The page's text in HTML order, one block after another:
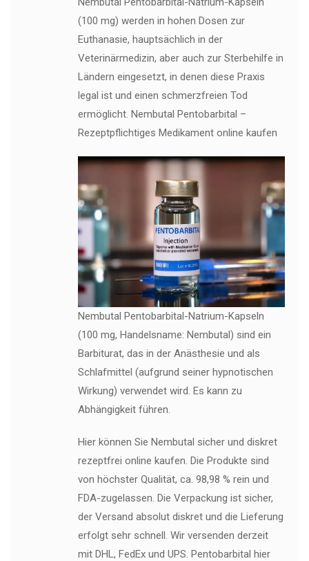
(100 mg) werden in hohen Dosen zur
Euthanasie, hauptsächlich in der
Veterinärmedizin, aber auch zur Sterbehilfe in
Ländern eingesetzt, in denen diese Praxis
legal ist und einen schmerzfreien Tod
ermöglicht. Nembutal Pentobarbital –
Rezeptpflichtiges Medikament online kaufen
Nembutal Pentobarbital-Natrium-Kapseln
(100 mg, Handelsname: Nembutal) sind ein
Barbiturat, das in der Anästhesie und als
Schlafmittel (aufgrund seiner hypnotischen
Wirkung) verwendet wird. Es kann zu
Abhängigkeit führen.
Hier können Sie Nembutal sicher und diskret
rezeptfrei online kaufen. Die Produkte sind
von höchster Qualität, ca. 98,98 % rein und
FDA-zugelassen. Die Verpackung ist sicher,
der Versand absolut diskret und die Lieferung
erfolgt sehr schnell. Wir versenden derzeit
mit DHL, FedEx und UPS. Pentobarbital hier